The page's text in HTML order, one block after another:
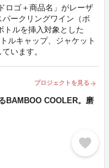
ロゴ＋商品名」がレーザ
ークリングワイン（ボ
トルを挿入対象とした
ルキャップ、ジャケット
います。
プロジェクトを見る arrow_forward
BAMBOO COOLER。磨
favorite